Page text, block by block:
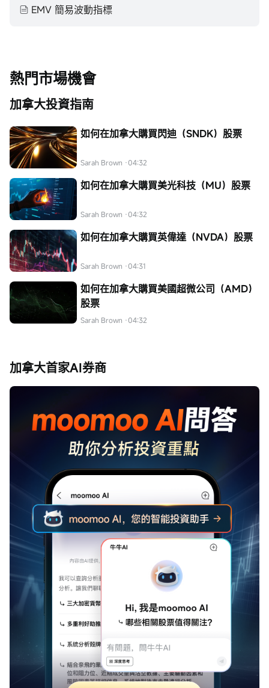
EMV 簡易波動指標
熱門市場機會
加拿大投資指南
如何在加拿大購買閃迪（SNDK）股票
Sarah Brown ·04:32
如何在加拿大購買美光科技（MU）股票
Sarah Brown ·04:32
如何在加拿大購買英偉達（NVDA）股票
Sarah Brown ·04:31
如何在加拿大購買美國超微公司（AMD）
股票
Sarah Brown ·04:32
加拿大首家AI券商